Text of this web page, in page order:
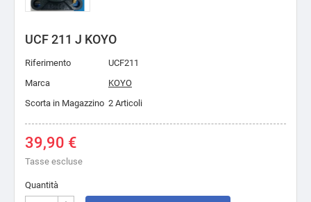
UCF 211 J KOYO
Riferimento
UCF211
Marca
KOYO
Scorta in Magazzino 2 Articoli
39,90 €
Tasse escluse
Quantità